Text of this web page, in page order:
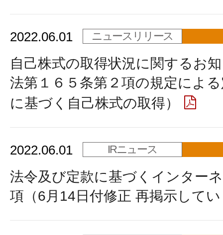
2022.06.01 ニュースリリース
自己株式の取得状況に関するお
法第１６５条第２項の規定によ
に基づく自己株式の取得）
2022.06.01 IRニュース
法令及び定款に基づくインター
項（6月14日付修正 再掲示して